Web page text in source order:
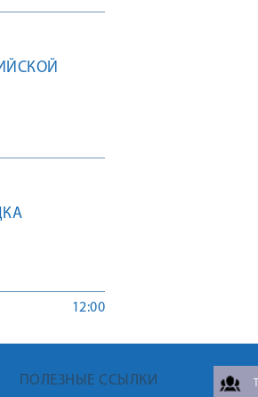
12:00
ПОЛЕЗНЫЕ ССЫЛКИ